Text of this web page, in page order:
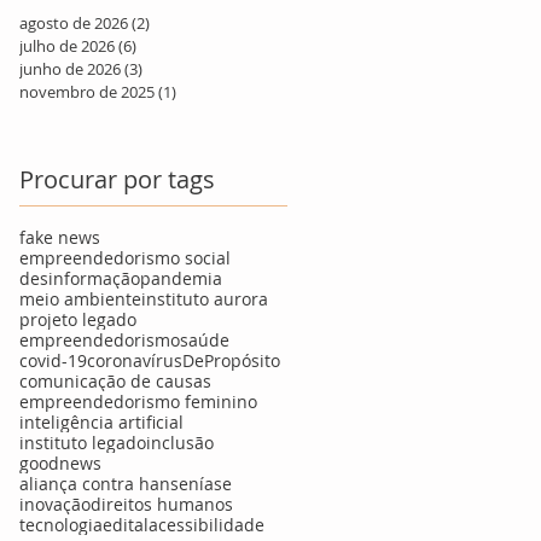
agosto de 2026(2)
julho de 2026(6)
junho de 2026(3)
novembro de 2025(1)
Procurar por tags
fake news
empreendedorismo social
desinformaçãopandemia
meio ambienteinstituto aurora
projeto legado
empreendedorismosaúde
covid-19coronavírusDePropósito
comunicação de causas
empreendedorismo feminino
inteligência artificial
instituto legadoinclusão
goodnews
aliança contra hanseníase
inovaçãodireitos humanos
tecnologiaeditalacessibilidade